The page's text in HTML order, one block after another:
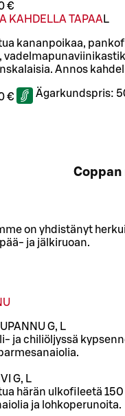
€
KAHDELLA TAPAA L
kananpoikaa,
Annos
€ Ägarkundspris:
on yhdistänyt
ja jälkiruoan.
G, L
ja chiliöljyssä
G, L
härän ulkofileetä
ja lohkoperunoita.